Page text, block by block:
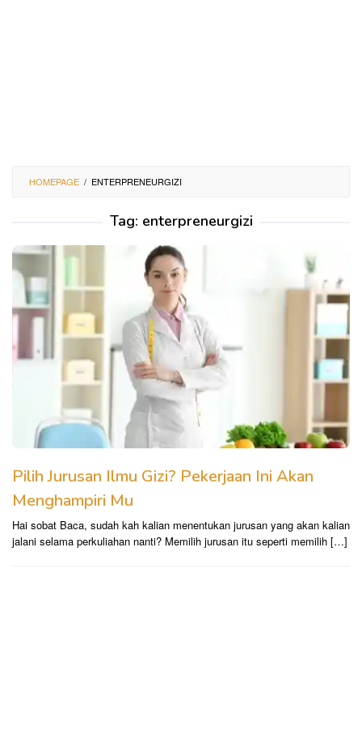
HOMEPAGE / ENTERPRENEURGIZI
Tag: enterpreneurgizi
Pilih Jurusan Ilmu Gizi? Pekerjaan Ini Akan
Menghampiri Mu
Hai sobat Baca, sudah kah kalian menentukan jurusan yang akan kalian
jalani selama perkuliahan nanti? Memilih jurusan itu seperti memilih […]